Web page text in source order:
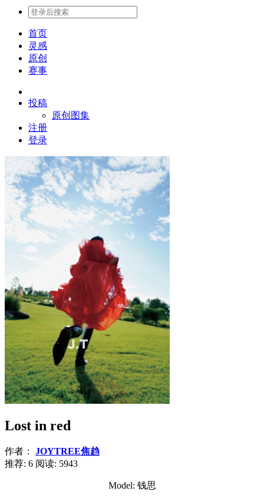
首页
灵感
原创
赛事
投稿
原创图集
注册
登录
Lost in red
作者： JOYTREE焦趋
推荐: 6 阅读: 5943
Model: 钱思